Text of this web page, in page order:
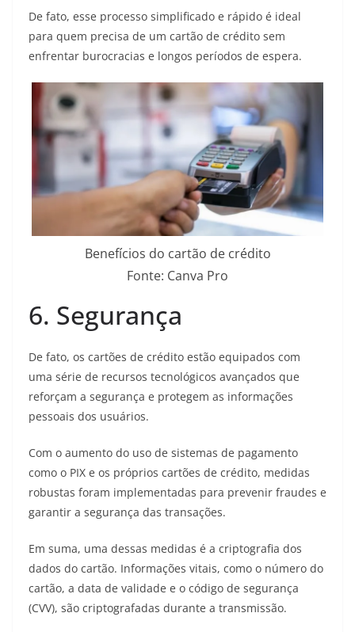
De fato, esse processo simplificado e rápido é ideal
para quem precisa de um cartão de crédito sem
enfrentar burocracias e longos períodos de espera.
Benefícios do cartão de crédito
Fonte: Canva Pro
6. Segurança
De fato, os cartões de crédito estão equipados com
uma série de recursos tecnológicos avançados que
reforçam a segurança e protegem as informações
pessoais dos usuários.
Com o aumento do uso de sistemas de pagamento
como o PIX e os próprios cartões de crédito, medidas
robustas foram implementadas para prevenir fraudes e
garantir a segurança das transações.
Em suma, uma dessas medidas é a criptografia dos
dados do cartão. Informações vitais, como o número do
cartão, a data de validade e o código de segurança
(CVV), são criptografadas durante a transmissão.